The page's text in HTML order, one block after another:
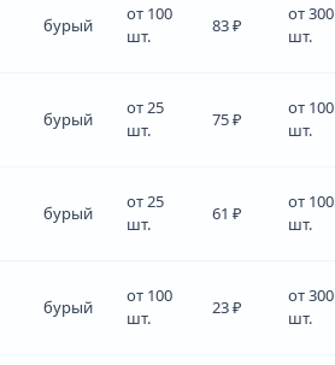
бурый
от 100
шт.
83 ₽
от 300
шт.
бурый
от 25
шт.
75 ₽
от 100
шт.
бурый
от 25
шт.
61 ₽
от 100
шт.
бурый
от 100
шт.
23 ₽
от 300
шт.